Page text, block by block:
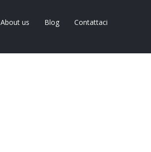
About us Blog Contattaci